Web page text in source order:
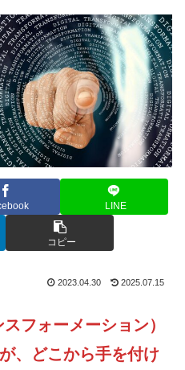
LINE
コピー
2023.04.30 2025.07.15
フォーメーション）
、どこから手を付け